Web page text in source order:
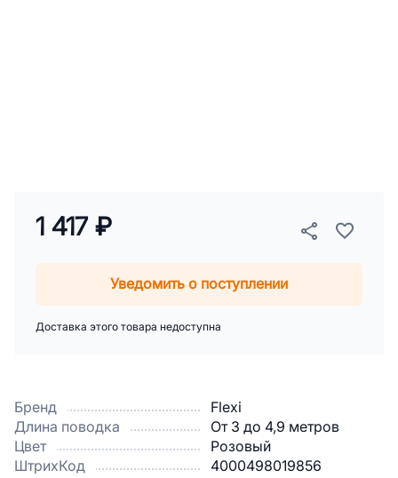
Бренд
Flexi
Длина поводка
От 3 до 4,9 метров
Цвет
Розовый
ШтрихКод
4000498019856
1 417 ₽
Уведомить о поступлении
Доставка этого товара недоступна